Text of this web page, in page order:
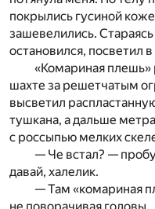
покрылись гусиной
зашевелились.
остановился, посветил
«Комариная плешь»
шахте за решетчатым
высветил
тушкана, а дальше
с россыпью мелких
— Че встал? —
давай, халелик.
— Там «комариная